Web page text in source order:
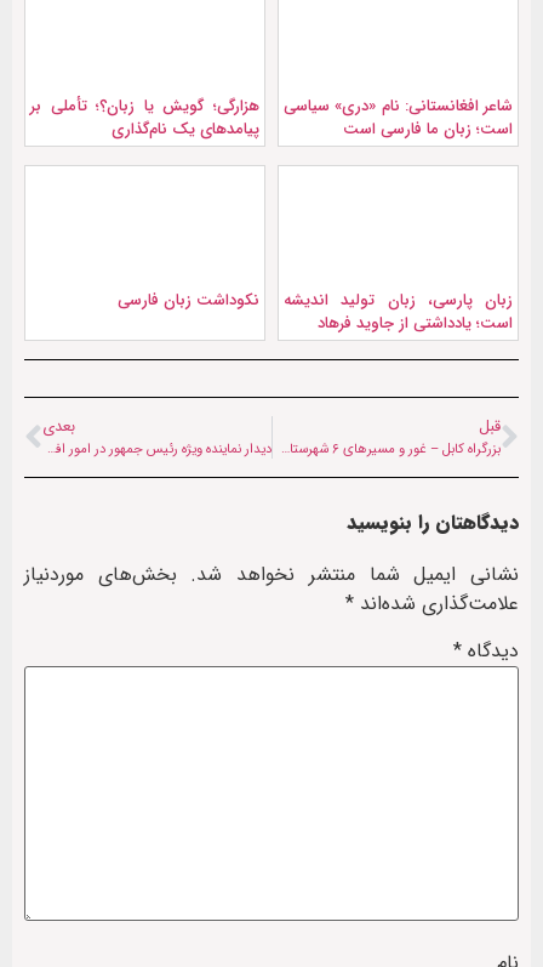
شاعر افغانستانی: نام «دری» سیاسی
است؛ زبان ما فارسی است
هزارگی؛ گویش یا زبان؟؛ تأملی بر
پیامدهای یک نام‌گذاری
زبان پارسی، زبان تولید اندیشه
است؛ یادداشتی از جاوید فرهاد
نکو‌داشت زبان فارسی
قبل
بزرگراه کابل – غور و مسیرهای ۶ شهرستان دیگر بازگشایی شد
بعدی
دیدار نماینده ویژه رئیس جمهور در امور افغانستان با «گلبدین حکمتیار»
دیدگاهتان را بنویسید
نشانی ایمیل شما منتشر نخواهد شد. بخش‌های موردنیاز
علامت‌گذاری شده‌اند *
دیدگاه *